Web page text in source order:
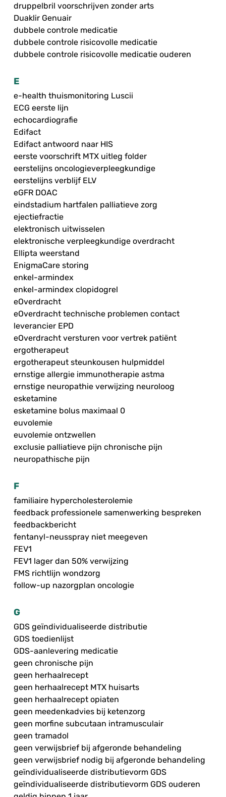
druppelbril voorschrijven zonder arts
Duaklir Genuair
dubbele controle medicatie
dubbele controle risicovolle medicatie
dubbele controle risicovolle medicatie ouderen
E
e-health thuismonitoring Luscii
ECG eerste lijn
echocardiografie
Edifact
Edifact antwoord naar HIS
eerste voorschrift MTX uitleg folder
eerstelijns oncologieverpleegkundige
eerstelijns verblijf ELV
eGFR DOAC
eindstadium hartfalen palliatieve zorg
ejectiefractie
elektronisch uitwisselen
elektronische verpleegkundige overdracht
Ellipta weerstand
EnigmaCare storing
enkel-armindex
enkel-armindex clopidogrel
eOverdracht
eOverdracht technische problemen contact
leverancier EPD
eOverdracht versturen voor vertrek patiënt
ergotherapeut
ergotherapeut steunkousen hulpmiddel
ernstige allergie immunotherapie astma
ernstige neuropathie verwijzing neuroloog
esketamine
esketamine bolus maximaal 0
euvolemie
euvolemie ontzwellen
exclusie palliatieve pijn chronische pijn
neuropathische pijn
F
familiaire hypercholesterolemie
feedback professionele samenwerking bespreken
feedbackbericht
fentanyl-neusspray niet meegeven
FEV1
FEV1 lager dan 50% verwijzing
FMS richtlijn wondzorg
follow-up nazorgplan oncologie
G
GDS geïndividualiseerde distributie
GDS toedienlijst
GDS-aanlevering medicatie
geen chronische pijn
geen herhaalrecept
geen herhaalrecept MTX huisarts
geen herhaalrecept opiaten
geen meedenkadvies bij ketenzorg
geen morfine subcutaan intramusculair
geen tramadol
geen verwijsbrief bij afgeronde behandeling
geen verwijsbrief nodig bij afgeronde behandeling
geïndividualiseerde distributievorm GDS
geïndividualiseerde distributievorm GDS ouderen